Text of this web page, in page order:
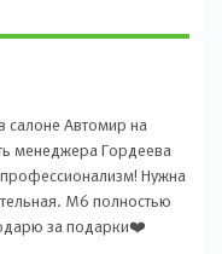
салоне Автомир на
менеджера Гордеева
Нужна
М6 полностью
за подарки❤️